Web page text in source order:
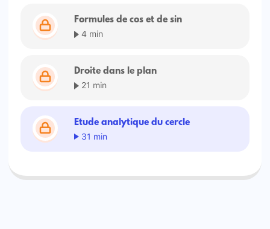
Formules de cos et de sin
4 min
Droite dans le plan
21 min
Etude analytique du cercle
31 min